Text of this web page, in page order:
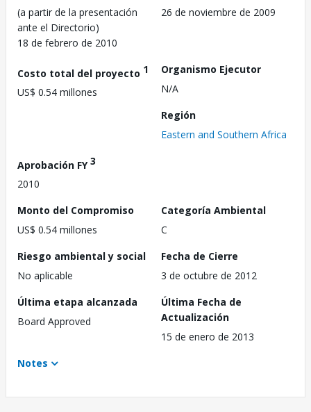
(a partir de la presentación
ante el Directorio)
18 de febrero de 2010
26 de noviembre de 2009
Costo total del proyecto 1
US$ 0.54 millones
Organismo Ejecutor
N/A
Región
Eastern and Southern Africa
Aprobación FY3
2010
Monto del Compromiso
US$ 0.54 millones
Categoría Ambiental
C
Riesgo ambiental y social
No aplicable
Fecha de Cierre
3 de octubre de 2012
Última etapa alcanzada
Board Approved
Última Fecha de
Actualización
15 de enero de 2013
Notes